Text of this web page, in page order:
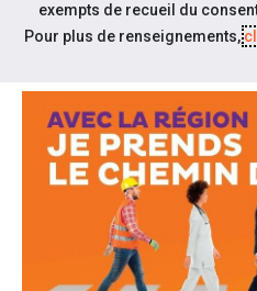
SALON DU TAF
exempts de recueil du
Pour plus de renseignements,